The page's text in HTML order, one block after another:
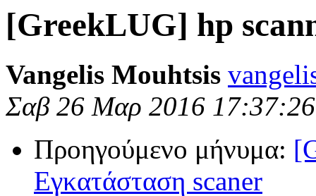
[GreekLUG] hp
Vangelis Mouhtsis
Σαβ 26 Μαρ 2016
Προηγούμενο μήνυμα:
Εγκατάσταση scaner